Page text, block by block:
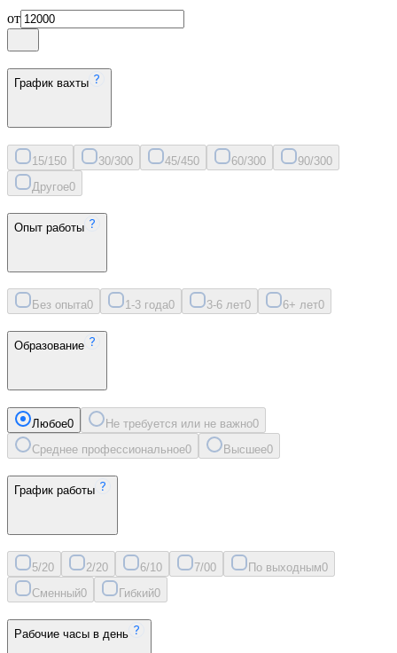
от
График вахты
15/150 30/300 45/450 60/300 90/300
Другое0
Опыт работы
Без опыта0 1-3 года0 3-6 лет0 6+ лет0
Образование
Любое0 Не требуется или не важно0
Среднее профессиональное0 Высшее0
График работы
5/20 2/20 6/10 7/00 По выходным0
Сменный0 Гибкий0
Рабочие часы в день